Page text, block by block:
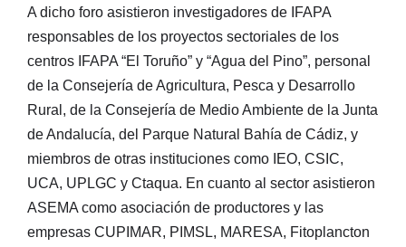
A dicho foro asistieron investigadores de IFAPA
responsables de los proyectos sectoriales de los
centros IFAPA “El Toruño” y “Agua del Pino”, personal
de la Consejería de Agricultura, Pesca y Desarrollo
Rural, de la Consejería de Medio Ambiente de la Junta
de Andalucía, del Parque Natural Bahía de Cádiz, y
miembros de otras instituciones como IEO, CSIC,
UCA, UPLGC y Ctaqua. En cuanto al sector asistieron
ASEMA como asociación de productores y las
empresas CUPIMAR, PIMSL, MARESA, Fitoplancton